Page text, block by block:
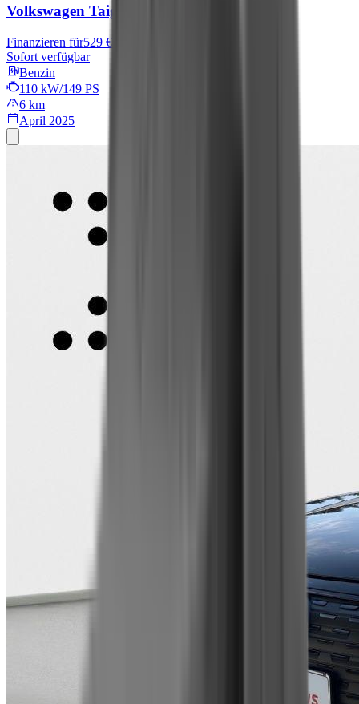
Volkswagen Taigo
Finanzieren für529 € mtl.
Sofort verfügbar
Benzin
110 kW/149 PS
6 km
April 2025